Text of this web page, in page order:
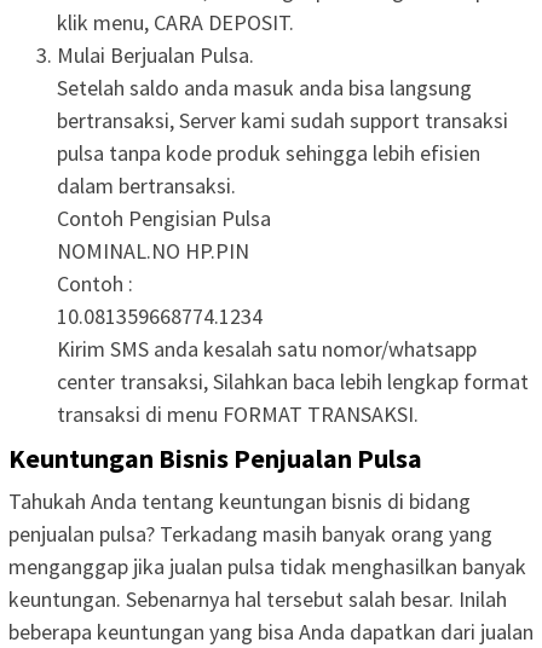
klik menu, CARA DEPOSIT.
Mulai Berjualan Pulsa.
Setelah saldo anda masuk anda bisa langsung
bertransaksi, Server kami sudah support transaksi
pulsa tanpa kode produk sehingga lebih efisien
dalam bertransaksi.
Contoh Pengisian Pulsa
NOMINAL.NO HP.PIN
Contoh :
10.081359668774.1234
Kirim SMS anda kesalah satu nomor/whatsapp
center transaksi, Silahkan baca lebih lengkap format
transaksi di menu FORMAT TRANSAKSI.
Keuntungan Bisnis Penjualan Pulsa
Tahukah Anda tentang keuntungan bisnis di bidang
penjualan pulsa? Terkadang masih banyak orang yang
menganggap jika jualan pulsa tidak menghasilkan banyak
keuntungan. Sebenarnya hal tersebut salah besar. Inilah
beberapa keuntungan yang bisa Anda dapatkan dari jualan